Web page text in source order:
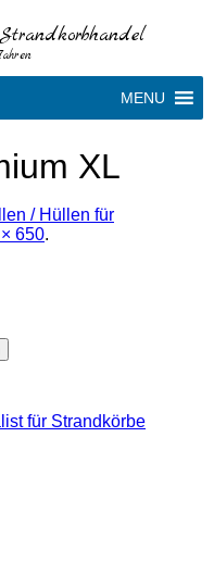
MENU
XL
/ Hüllen für
650.
für Strandkörbe